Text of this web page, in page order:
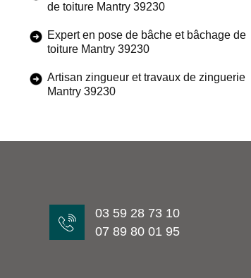
de toiture Mantry 39230
Expert en pose de bâche et bâchage de
toiture Mantry 39230
Artisan zingueur et travaux de zinguerie
Mantry 39230
03 59 28 73 10
07 89 80 01 95